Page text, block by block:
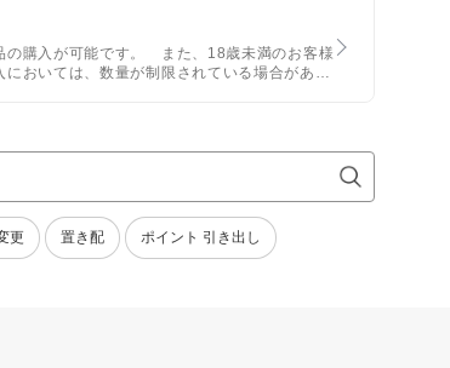
の購入が可能です。 また、18歳未満のお客様
おいては、数量が制限されている場合があり
更 置き配 ポイント 引き出し